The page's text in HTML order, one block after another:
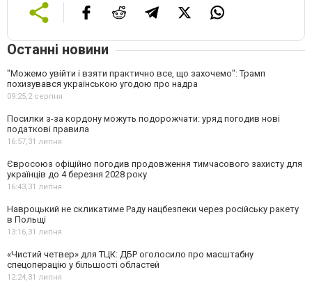
Останні новини
"Можемо увійти і взяти практично все, що захочемо": Трамп
похизувався українською угодою про надра
09:25,2 серпня
Посилки з-за кордону можуть подорожчати: уряд погодив нові
податкові правила
16:57,31 липня
Євросоюз офіційно погодив продовження тимчасового захисту для
українців до 4 березня 2028 року
16:43,31 липня
Навроцький не скликатиме Раду нацбезпеки через російську ракету
в Польщі
13:16,31 липня
«Чистий четвер» для ТЦК: ДБР оголосило про масштабну
спецоперацію у більшості областей
12:24,31 липня